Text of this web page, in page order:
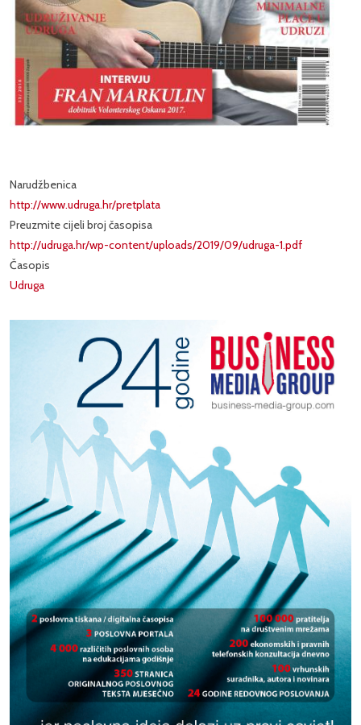
Narudžbenica
http://www.udruga.hr/pretplata
Preuzmite cijeli broj časopisa
http://udruga.hr/wp-content/uploads/2019/09/udruga-1.pdf
Časopis
Udruga